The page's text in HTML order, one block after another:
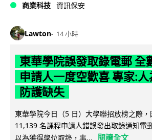
商業科技 資訊保安
Lawton 14 小時
東華學院誤發取錄電郵 全
申請人一度空歡喜 專家:
防護缺失
東華學院今日（5 日）大學聯招放榜之際
11,139 名課程申請人錯誤發出取錄通知電
以為獲得學位取錄，事...
閱讀全文